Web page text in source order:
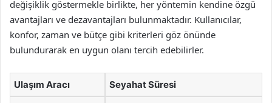
değişiklik göstermekle birlikte, her yöntemin kendine özgü
avantajları ve dezavantajları bulunmaktadır. Kullanıcılar,
konfor, zaman ve bütçe gibi kriterleri göz önünde
bulundurarak en uygun olanı tercih edebilirler.
Ulaşım Aracı Seyahat Süresi